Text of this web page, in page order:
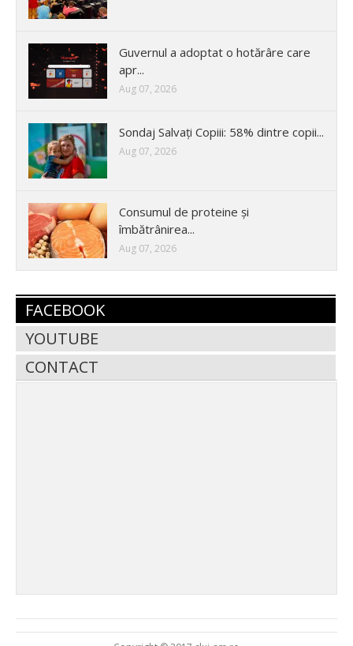
Guvernul a adoptat o hotărâre care
apr...
Aug 07, 2026
Sondaj Salvați Copiii: 58% dintre copii...
Aug 07, 2026
Consumul de proteine și
îmbătrânirea...
Aug 07, 2026
FACEBOOK
YOUTUBE
CONTACT